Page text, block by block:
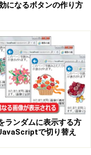
になるボタンの作り方
ランダムに表示する方
で切り替え